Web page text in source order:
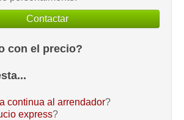
Contactar
con el precio?
continua al arrendador?
express?